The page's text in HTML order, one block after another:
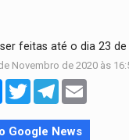
feitas até o dia 23
Novembro de 2020 às
Messenger
TwitterTelegram
Google News